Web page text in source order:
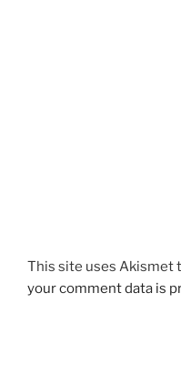
This site uses Akismet
your comment data is